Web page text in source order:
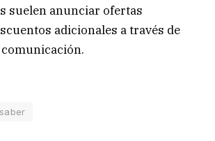
suelen anunciar ofertas
adicionales a través de